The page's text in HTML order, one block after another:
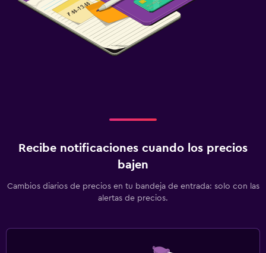
Recibe notificaciones cuando los precios
bajen
Cambios diarios de precios en tu bandeja de entrada: solo con las
alertas de precios.